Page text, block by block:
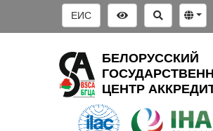
ЕИС
БЕЛОРУССКИЙ
ЦЕНТР